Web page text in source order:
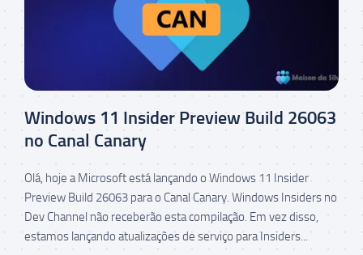
Windows 11 Insider Preview Build 26063
no Canal Canary
Olá, hoje a Microsoft está lançando o Windows 11 Insider
Preview Build 26063 para o Canal Canary. Windows Insiders no
Dev Channel não receberão esta compilação. Em vez disso,
estamos lançando atualizações de serviço para Insiders...